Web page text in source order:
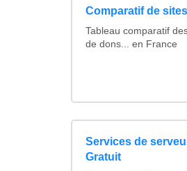
Comparatif de
Tableau comparatif
de dons... en France
Services de
Gratuit